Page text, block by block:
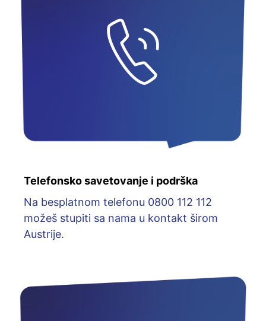
Telefonsko savetovanje i podrška
Na besplatnom telefonu 0800 112 112
možeš stupiti sa nama u kontakt širom
Austrije.